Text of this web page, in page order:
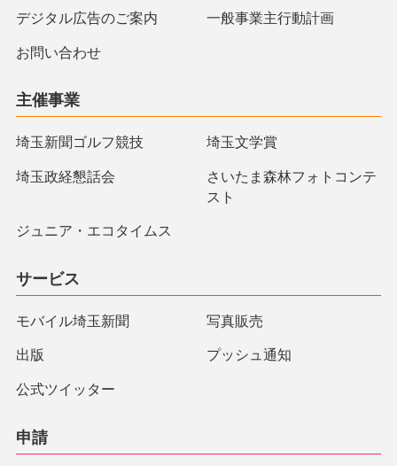
デジタル広告のご案内 一般事業主行動計画
お問い合わせ
主催事業
埼玉新聞ゴルフ競技 埼玉文学賞
埼玉政経懇話会
さいたま森林フォトコンテ
スト
ジュニア・エコタイムス
サービス
モバイル埼玉新聞 写真販売
出版 プッシュ通知
公式ツイッター
申請